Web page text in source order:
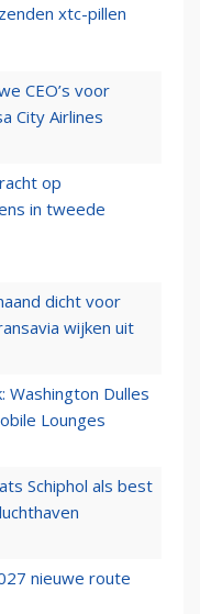
xtc-pillen
CEO’s voor
City Airlines
op
in tweede
dicht voor
wijken uit
Washington Dulles
Lounges
Schiphol als best
nieuwe route